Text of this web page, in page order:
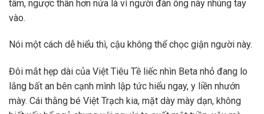
tâm, ngược thân hơn nửa là vì người đàn ông này nhúng tay
vào.
Nói một cách dễ hiểu thì, cậu không thể chọc giận người này.
Đôi mắt hẹp dài của Việt Tiêu Tề liếc nhìn Beta nhỏ đang lo
lắng bất an bên cạnh mình lập tức hiểu ngay, y liền nhướn
mày. Cái thằng bé Việt Trạch kia, mặt dày mày dạn, không